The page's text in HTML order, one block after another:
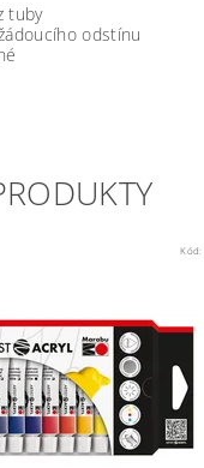
tuby
odstínu
Kód: